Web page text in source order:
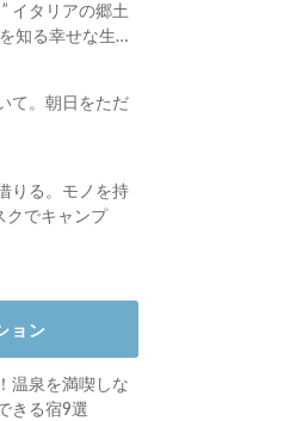
イタリアの郷土
知る幸せな生き
て。朝日をただ
りる。モノを持
クでキャンプ
ョン
温泉を満喫しな
きる宿9選